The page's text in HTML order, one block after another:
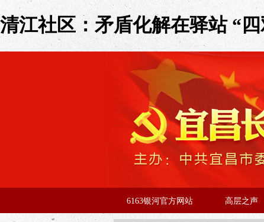
清江社区：矛盾化解在驿站 “
6163银河官方网站 高层之声